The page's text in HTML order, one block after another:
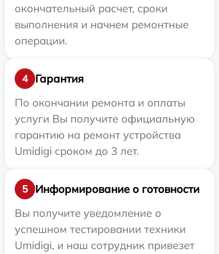
окончательный расчет, сроки
выполнения и начнем ремонтные
операции.
4
Гарантия
По окончании ремонта и оплаты
услуги Вы получите официальную
гарантию на ремонт устройства
Umidigi сроком до 3 лет.
5
Информирование о готовности
Вы получите уведомление о
успешном тестировании техники
Umidigi, и наш сотрудник привезет